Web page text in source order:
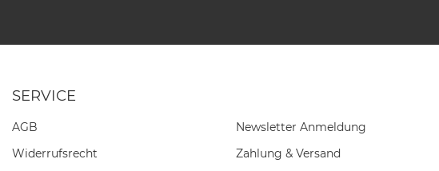
SERVICE
AGB
Widerrufs­recht
Newsletter Anmeldung
Zahlung & Versand